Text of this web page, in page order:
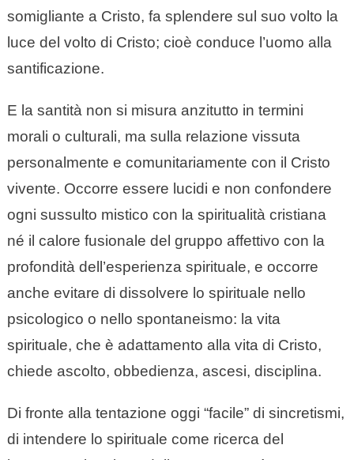
somigliante a Cristo, fa splendere sul suo volto la
luce del volto di Cristo; cioè conduce l’uomo alla
santificazione.
E la santità non si misura anzitutto in termini
morali o culturali, ma sulla relazione vissuta
personalmente e comunitariamente con il Cristo
vivente. Occorre essere lucidi e non confondere
ogni sussulto mistico con la spiritualità cristiana
né il calore fusionale del gruppo affettivo con la
profondità dell’esperienza spirituale, e occorre
anche evitare di dissolvere lo spirituale nello
psicologico o nello spontaneismo: la vita
spirituale, che è adattamento alla vita di Cristo,
chiede ascolto, obbedienza, ascesi, disciplina.
Di fronte alla tentazione oggi “facile” di sincretismi,
di intendere lo spirituale come ricerca del